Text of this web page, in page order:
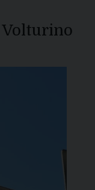
Volturino